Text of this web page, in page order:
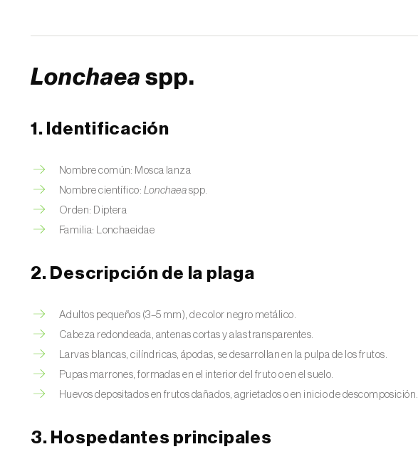
Lonchaea spp.
1. Identificación
Nombre común: Mosca lanza
Nombre científico: Lonchaea spp.
Orden: Diptera
Familia: Lonchaeidae
2. Descripción de la plaga
Adultos pequeños (3–5 mm), de color negro metálico.
Cabeza redondeada, antenas cortas y alas transparentes.
Larvas blancas, cilíndricas, ápodas, se desarrollan en la pulpa de los frutos.
Pupas marrones, formadas en el interior del fruto o en el suelo.
Huevos depositados en frutos dañados, agrietados o en inicio de descomposición.
3. Hospedantes principales